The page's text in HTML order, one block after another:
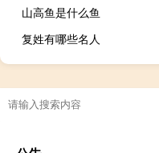
山高鱼是什么鱼
复姓有哪些名人